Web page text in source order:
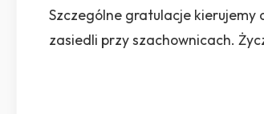
Szczególne gratulacje kierujemy
zasiedli przy szachownicach.